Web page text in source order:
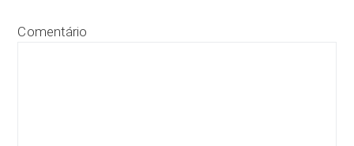
Comentário